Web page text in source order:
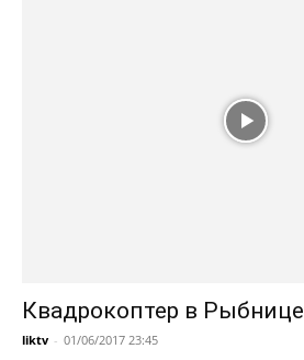
Квадрокоптер в Рыбнице
liktv - 01/06/2017 23:45